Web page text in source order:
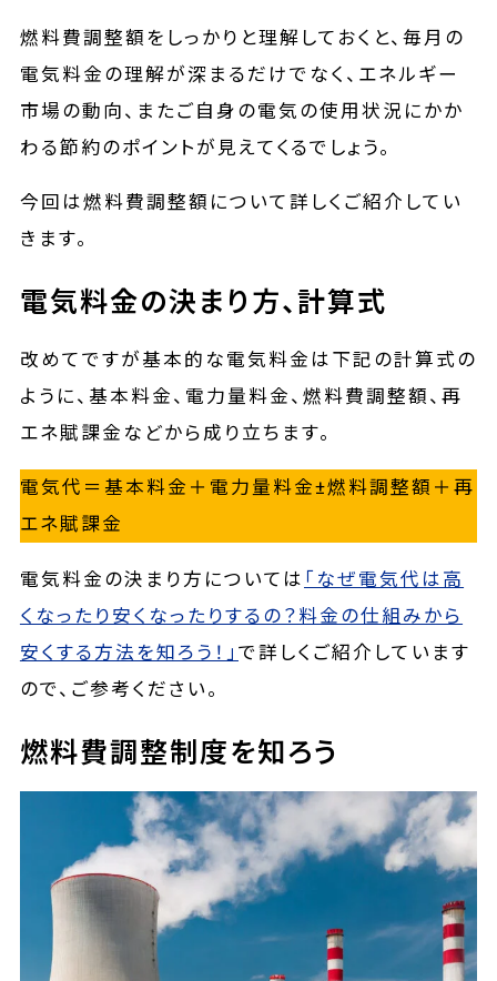
燃料費調整額をしっかりと理解しておくと、毎月の
電気料金の理解が深まるだけでなく、エネルギー
市場の動向、またご自身の電気の使用状況にかか
わる節約のポイントが見えてくるでしょう。
今回は燃料費調整額について詳しくご紹介してい
きます。
電気料金の決まり方、計算式
改めてですが基本的な電気料金は下記の計算式の
ように、基本料金、電力量料金、燃料費調整額、再
エネ賦課金などから成り立ちます。
電気代＝基本料金＋電力量料金±燃料調整額＋再
エネ賦課金
電気料金の決まり方については 「なぜ電気代は高
くなったり安くなったりするの？料金の仕組みから
安くする方法を知ろう！」 で詳しくご紹介しています
ので、ご参考ください。
燃料費調整制度を知ろう